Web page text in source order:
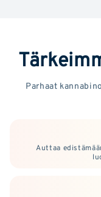
Parhaat
Auttaa